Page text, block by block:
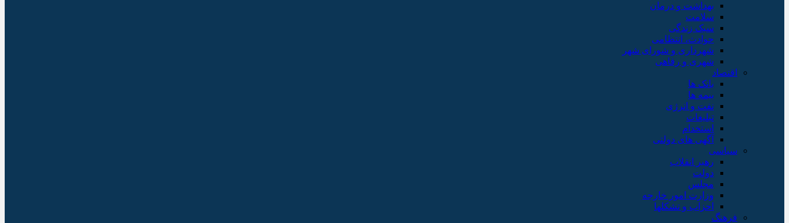
بهداشت و درمان
سلامت
سبک زندگی
حوادث، انتظامی
شهرداری و شورای شهر
شهری و رفاهی
اقتصاد
بانک ها
بیمه ها
نفت و انرژی
تبلیغات
استخدام
آگهی های دولتی
سیاسی
رهبر انقلاب
دولت
مجلس
وزارت امور خارجه
احزاب و تشکلها
فرهنگ